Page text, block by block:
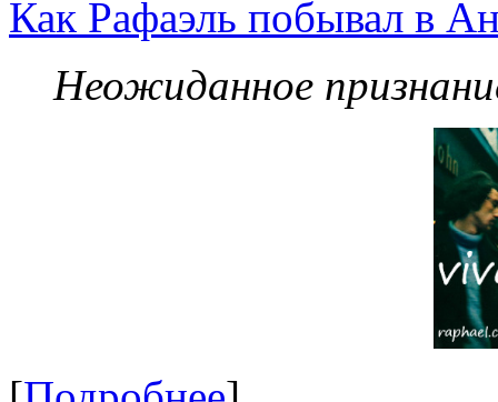
Как Рафаэль побывал в
Неожиданное